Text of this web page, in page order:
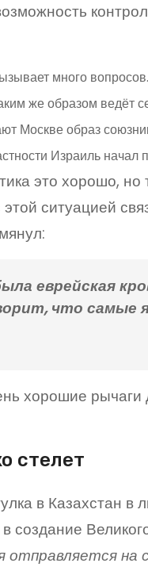
много
же образом ведёт
Москве образ
Израиль начал
это хорошо, но
ситуацией
еврейская
что
хорошие
стелет
в Казахстан
создание
отправляется